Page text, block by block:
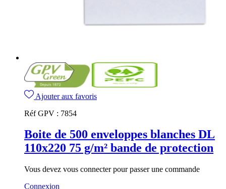
Ajouter aux favoris
Réf GPV : 7854
Boite de 500 enveloppes blanches DL
110x220 75 g/m² bande de protection
Vous devez vous connecter pour passer une commande
Connexion